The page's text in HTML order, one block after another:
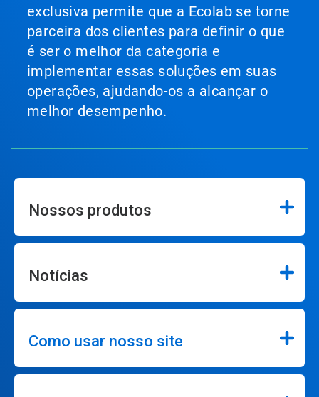
exclusiva permite que a Ecolab se torne
parceira dos clientes para definir o que
é ser o melhor da categoria e
implementar essas soluções em suas
operações, ajudando-os a alcançar o
melhor desempenho.
Nossos produtos
Notícias
Como usar nosso site